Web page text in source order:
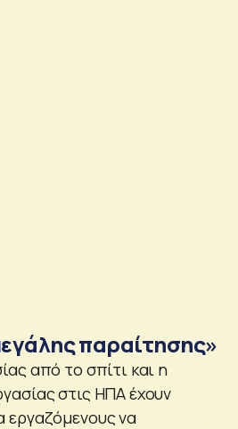
παραίτησης»
από το σπίτι και η
στις ΗΠΑ έχουν
εργαζόμενους να